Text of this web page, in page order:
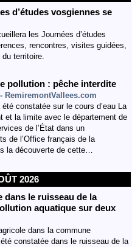
d’études vosgiennes se
les Journées d’études
rencontres, visites guidées,
territoire.
pollution : pêche interdite
- RemiremontVallees.com
constatée sur le cours d’eau La
et la limite avec le département de
de l’État dans un
de l’Office français de la
la découverte de cette…
2026
dans le ruisseau de la
aquatique sur deux
dans la commune
constatée dans le ruisseau de la